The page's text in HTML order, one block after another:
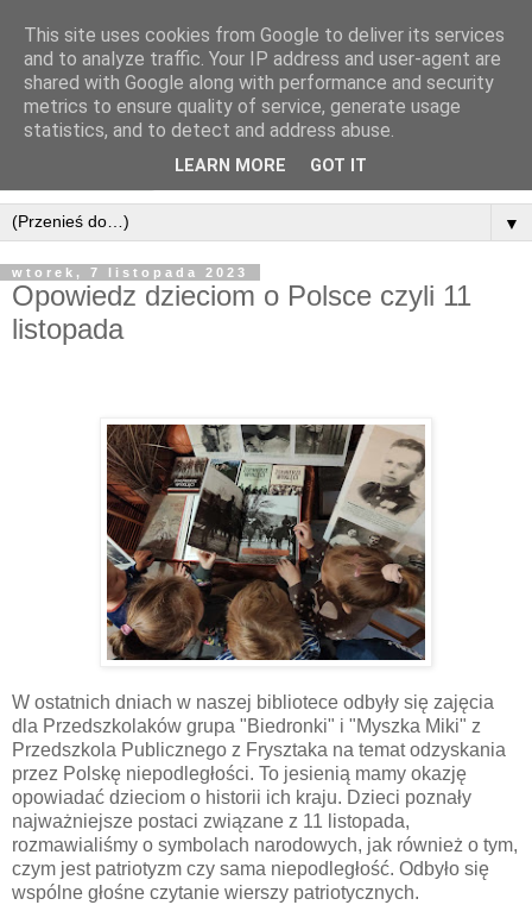
▼
wtorek, 7 listopada 2023
Opowiedz dzieciom o Polsce czyli 11
listopada
W ostatnich dniach w naszej bibliotece odbyły się zajęcia
dla Przedszkolaków grupa "Biedronki" i "Myszka Miki" z
Przedszkola Publicznego z Frysztaka na temat odzyskania
przez Polskę niepodległości. To jesienią mamy okazję
opowiadać dzieciom o historii ich kraju. Dzieci poznały
najważniejsze postaci związane z 11 listopada,
rozmawialiśmy o symbolach narodowych, jak również o tym,
czym jest patriotyzm czy sama niepodległość. Odbyło się
wspólne głośne czytanie wierszy patriotycznych.
This site uses cookies from Google to deliver its services
and to analyze traffic. Your IP address and user-agent are
shared with Google along with performance and security
metrics to ensure quality of service, generate usage
statistics, and to detect and address abuse.
LEARN MORE GOT IT